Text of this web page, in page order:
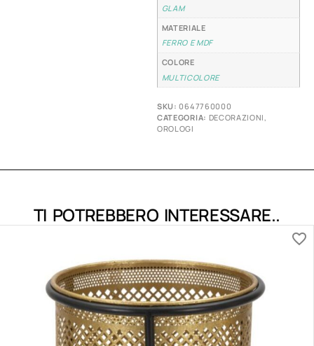
GLAM
MATERIALE
FERRO E MDF
COLORE
MULTICOLORE
SKU:0647760000
CATEGORIA: DECORAZIONI
OROLOGI
TI POTREBBERO INTERESSARE..